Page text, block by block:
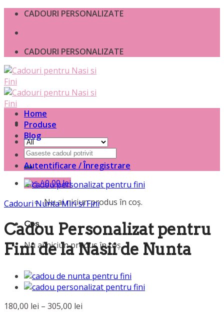
Skip
content
CADOURI PERSONALIZATE
CADOURI PERSONALIZATE
Caută
după:
Coș /0,00lei
Nu ai niciun produs în coș.
Coș
Nu ai niciun produs în coș.
Home
Produse
Blog
Autentificare / Înregistrare
Cadouri Nunta Miri si Fini
Cadou Personalizat pentru
Fini de la Nasii de Nunta
180,00 lei – 305,00 lei